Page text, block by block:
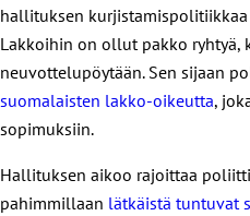
hallituksen
Lakkoihin on ollut pakko ryhtyä,
neuvottelupöytään. Sen sijaan
suomalaisten lakko-oikeutta,
sopimuksiin.
Hallituksen aikoo rajoittaa
pahimmillaan lätkäistä tuntuvat